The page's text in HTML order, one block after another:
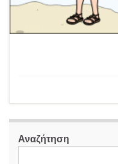
Αναζήτηση